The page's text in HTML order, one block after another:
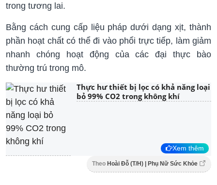
trong tương lai.
Bằng cách cung cấp liệu pháp dưới dạng xịt, thành
phần hoạt chất có thể đi vào phổi trực tiếp, làm giảm
nhanh chóng hoạt động của các đại thực bào
thường trú trong mô.
Thực hư thiết bị lọc có khả năng loại
bỏ 99% CO2 trong không khí
Xem thêm
Theo Hoài Đỗ (T/H) | Phụ Nữ Sức Khỏe